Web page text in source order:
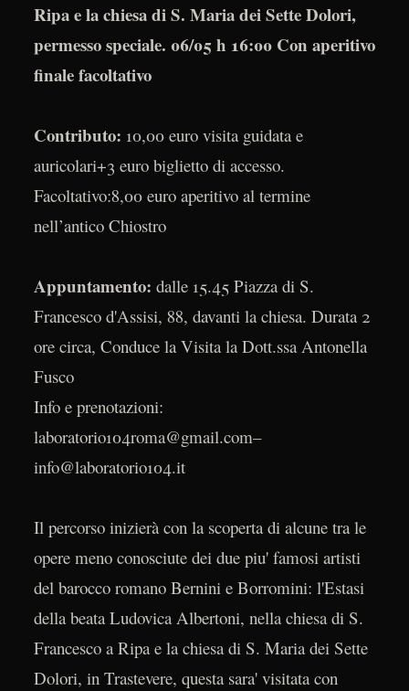
Ripa e la chiesa di S. Maria dei Sette Dolori,
permesso speciale. 06/05 h 16:00 Con aperitivo
finale facoltativo
Contributo: 10,00 euro visita guidata e
auricolari+3 euro biglietto di accesso.
Facoltativo:8,00 euro aperitivo al termine
nell’antico Chiostro
Appuntamento: dalle 15.45 Piazza di S.
Francesco d'Assisi, 88, davanti la chiesa. Durata 2
ore circa, Conduce la Visita la Dott.ssa Antonella
Fusco
Info e prenotazioni:
laboratorio104roma@gmail.com–
info@laboratorio104.it
Il percorso inizierà con la scoperta di alcune tra le
opere meno conosciute dei due piu' famosi artisti
del barocco romano Bernini e Borromini: l'Estasi
della beata Ludovica Albertoni, nella chiesa di S.
Francesco a Ripa e la chiesa di S. Maria dei Sette
Dolori, in Trastevere, questa sara' visitata con